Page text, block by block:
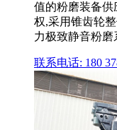
值的粉磨装备供
权,采用锥齿轮
力极致静音粉磨
联系电话: 180